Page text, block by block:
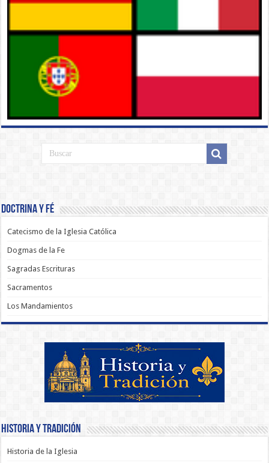
Doctrina y Fé
Catecismo de la Iglesia Católica
Dogmas de la Fe
Sagradas Escrituras
Sacramentos
Los Mandamientos
Historia y Tradición
Historia de la Iglesia